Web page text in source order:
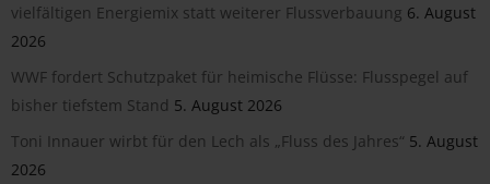
vielfältigen Energiemix statt weiterer Flussverbauung 6. August
2026
WWF fordert Schutzpaket für heimische Flüsse: Flusspegel auf
bisher tiefstem Stand 5. August 2026
Toni Innauer wirbt für den Lech als „Fluss des Jahres“ 5. August
2026